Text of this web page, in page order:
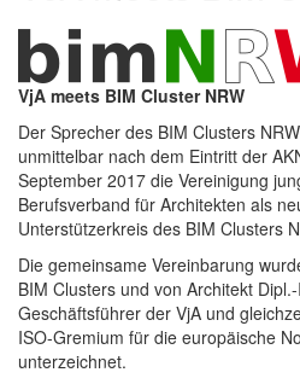
VjA meets BIM Cluster NRW
Der Sprecher des BIM Clusters
unmittelbar nach dem Eintritt der
September 2017 die Vereinigung
Berufsverband für Architekten als
Unterstützerkreis des BIM Clusters
Die gemeinsame Vereinbarung
BIM Clusters und von Architekt
Geschäftsführer der VjA und
ISO-Gremium für die europäische
unterzeichnet.